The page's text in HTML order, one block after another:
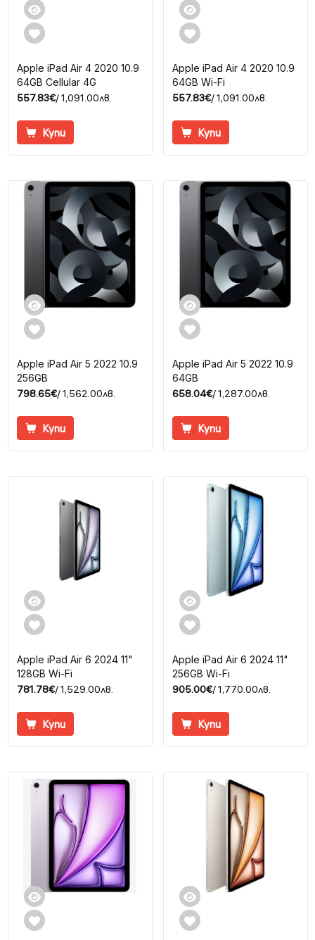
Apple iPad Air 4 2020 10.9
64GB Cellular 4G
557.83€/ 1,091.00лв.
Купи
Apple iPad Air 4 2020 10.9
64GB Wi-Fi
557.83€/ 1,091.00лв.
Купи
Apple iPad Air 5 2022 10.9
256GB
798.65€/ 1,562.00лв.
Купи
Apple iPad Air 5 2022 10.9
64GB
658.04€/ 1,287.00лв.
Купи
Apple iPad Air 6 2024 11"
128GB Wi-Fi
781.78€/ 1,529.00лв.
Купи
Apple iPad Air 6 2024 11"
256GB Wi-Fi
905.00€/ 1,770.00лв.
Купи